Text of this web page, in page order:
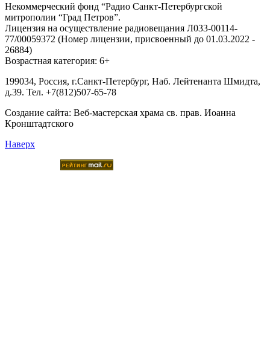
Некоммерческий фонд “Радио Санкт-Петербургской
митрополии “Град Петров”.
Лицензия на осуществление радиовещания Л033-00114-
77/00059372 (Номер лицензии, присвоенный до 01.03.2022 -
26884)
Возрастная категория: 6+
199034, Россия, г.Санкт-Петербург, Наб. Лейтенанта Шмидта,
д.39. Тел. +7(812)507-65-78
Создание сайта: Веб-мастерская храма св. прав. Иоанна
Кронштадтского
Наверх